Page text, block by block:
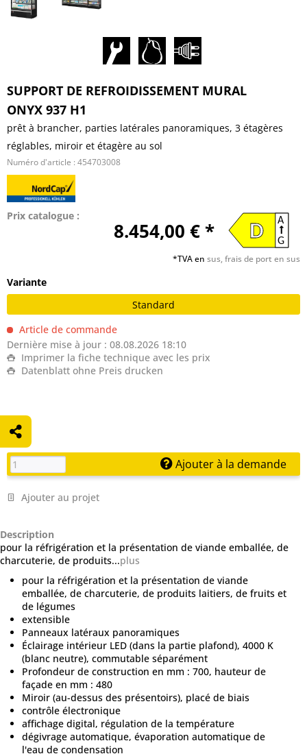
SUPPORT DE REFROIDISSEMENT MURAL
ONYX 937 H1
prêt à brancher, parties latérales panoramiques, 3 étagères
réglables, miroir et étagère au sol
Numéro d'article : 454703008
Prix catalogue :
8.454,00 € * A
G
D
*TVA en sus, frais de port en sus
Variante
Standard
Article de commande
Dernière mise à jour : 08.08.2026 18:10
Imprimer la fiche technique avec les prix
Datenblatt ohne Preis drucken
Ajouter à la demande
Ajouter au projet
Description
pour la réfrigération et la présentation de viande emballée, de
charcuterie, de produits...plus
pour la réfrigération et la présentation de viande
emballée, de charcuterie, de produits laitiers, de fruits et
de légumes
extensible
Panneaux latéraux panoramiques
Éclairage intérieur LED (dans la partie plafond), 4000 K
(blanc neutre), commutable séparément
Profondeur de construction en mm : 700, hauteur de
façade en mm : 480
Miroir (au-dessus des présentoirs), placé de biais
contrôle électronique
affichage digital, régulation de la température
dégivrage automatique, évaporation automatique de
l'eau de condensation